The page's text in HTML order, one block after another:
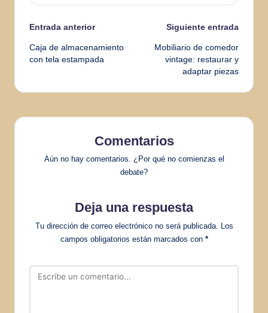
Navegación
de
Entrada anterior
Caja de almacenamiento
con tela estampada
Siguiente entrada
Mobiliario de comedor
vintage: restaurar y
adaptar piezas
Comentarios
Aún no hay comentarios. ¿Por qué no comienzas el
debate?
Deja una respuesta
Tu dirección de correo electrónico no será publicada. Los
campos obligatorios están marcados con *